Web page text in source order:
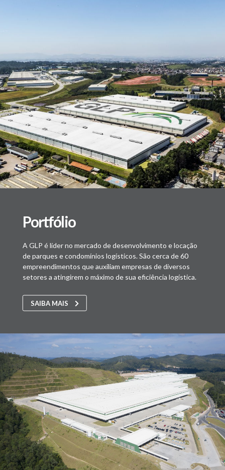
Portfólio
A GLP é líder no mercado de desenvolvimento e locação
de parques e condomínios logísticos. São cerca de 60
empreendimentos que auxiliam empresas de diversos
setores a atingirem o máximo de sua eficiência logística.
SAIBA MAIS